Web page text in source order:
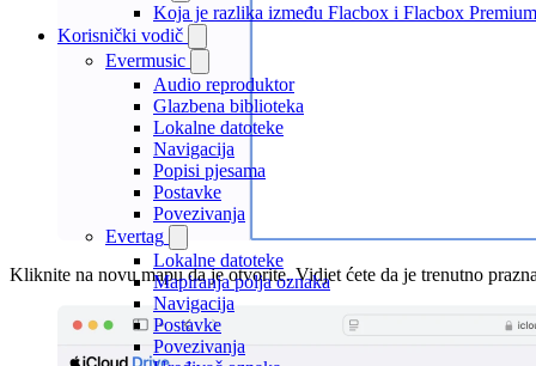
Koja je razlika između Flacbox i Flacbox
Korisnički vodič
Evermusic
Audio reproduktor
Glazbena biblioteka
Lokalne datoteke
Navigacija
Popisi pjesama
Postavke
Povezivanja
Evertag
Lokalne datoteke
Mapiranja polja oznaka
Navigacija
Postavke
Povezivanja
Kliknite na novu mapu da je otvorite. Vidjet ćete da je trenutno